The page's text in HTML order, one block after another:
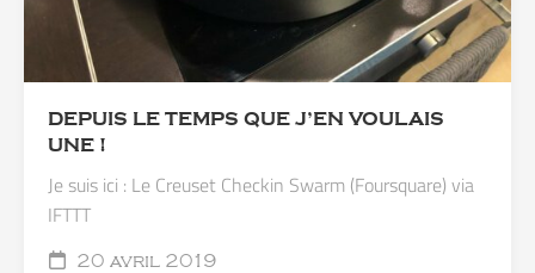
DEPUIS LE TEMPS QUE J’EN VOULAIS
UNE !
Je suis ici : Le Creuset Checkin Swarm (Foursquare) via
IFTTT
20 avril 2019